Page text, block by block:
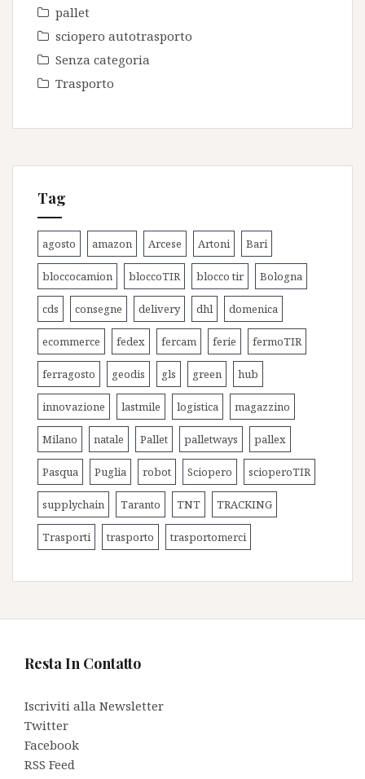
pallet
sciopero autotrasporto
Senza categoria
Trasporto
Tag
agosto amazon Arcese Artoni Bari
bloccocamion bloccoTIR blocco tir Bologna
cds consegne delivery dhl domenica
ecommerce fedex fercam ferie fermoTIR
ferragosto geodis gls green hub
innovazione lastmile logistica magazzino
Milano natale Pallet palletways pallex
Pasqua Puglia robot Sciopero scioperoTIR
supplychain Taranto TNT TRACKING
Trasporti trasporto trasportomerci
Resta In Contatto
Iscriviti alla Newsletter
Twitter
Facebook
RSS Feed